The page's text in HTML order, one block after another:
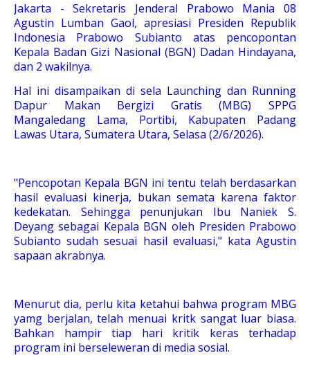
Jakarta - Sekretaris Jenderal Prabowo Mania 08
Agustin Lumban Gaol, apresiasi Presiden Republik
Indonesia Prabowo Subianto atas pencopontan
Kepala Badan Gizi Nasional (BGN) Dadan Hindayana,
dan 2 wakilnya.
Hal ini disampaikan di sela Launching dan Running
Dapur Makan Bergizi Gratis (MBG) SPPG
Mangaledang Lama, Portibi, Kabupaten Padang
Lawas Utara, Sumatera Utara, Selasa (2/6/2026).
"Pencopotan Kepala BGN ini tentu telah berdasarkan
hasil evaluasi kinerja, bukan semata karena faktor
kedekatan. Sehingga penunjukan Ibu Naniek S.
Deyang sebagai Kepala BGN oleh Presiden Prabowo
Subianto sudah sesuai hasil evaluasi," kata Agustin
sapaan akrabnya.
Menurut dia, perlu kita ketahui bahwa program MBG
yamg berjalan, telah menuai kritk sangat luar biasa.
Bahkan hampir tiap hari kritik keras terhadap
program ini berseleweran di media sosial.